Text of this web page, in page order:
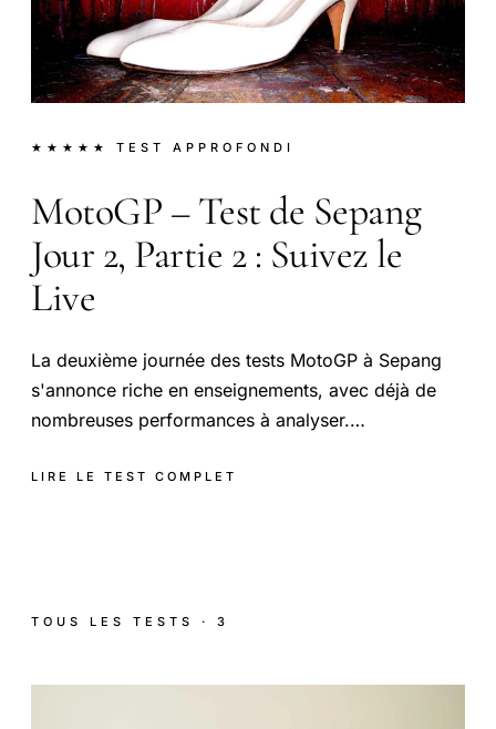
★★★★★ TEST APPROFONDI
MotoGP – Test de Sepang
Jour 2, Partie 2 : Suivez le
Live
La deuxième journée des tests MotoGP à Sepang
s'annonce riche en enseignements, avec déjà de
nombreuses performances à analyser.…
LIRE LE TEST COMPLET
TOUS LES TESTS · 3